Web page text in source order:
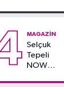
listesi İzmitlileri
içinden
MAGAZIN
Selçuk
Tepeli
NOW